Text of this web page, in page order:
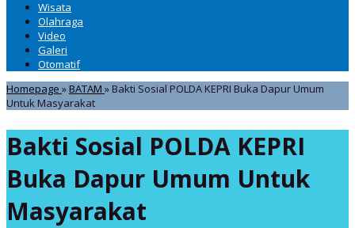
Wisata
Olahraga
Video
Galeri
Otomatif
Homepage »BATAM »Bakti Sosial POLDA KEPRI Buka Dapur Umum
Untuk Masyarakat
Bakti Sosial POLDA KEPRI
Buka Dapur Umum Untuk
Masyarakat